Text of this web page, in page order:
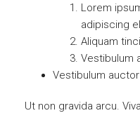
Lorem
adipiscing
Aliquam
Vestibulum
Vestibulum
Ut non gravida arcu.